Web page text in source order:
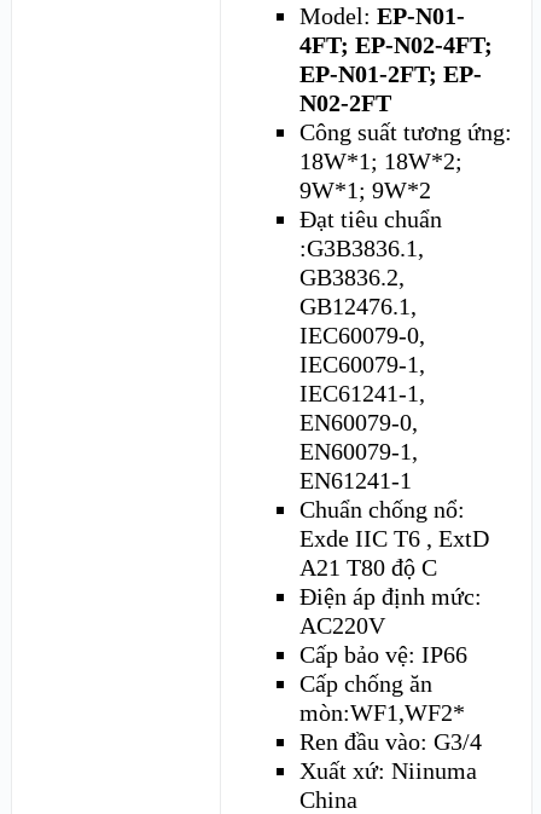
Model:EP-N01-
4FT; EP-N02-4FT;
EP-N01-2FT; EP-
N02-2FT
Công suất tương ứng:
18W*1; 18W*2;
9W*1; 9W*2
Đạt tiêu chuẩn
:G3B3836.1,
GB3836.2,
GB12476.1,
IEC60079-0,
IEC60079-1,
IEC61241-1,
EN60079-0,
EN60079-1,
EN61241-1
Chuẩn chống nổ:
Exde IIC T6 , ExtD
A21 T80 độ C
Điện áp định mức:
AC220V
Cấp bảo vệ: IP66
Cấp chống ăn
mòn:WF1,WF2*
Ren đầu vào: G3/4
Xuất xứ: Niinuma
China